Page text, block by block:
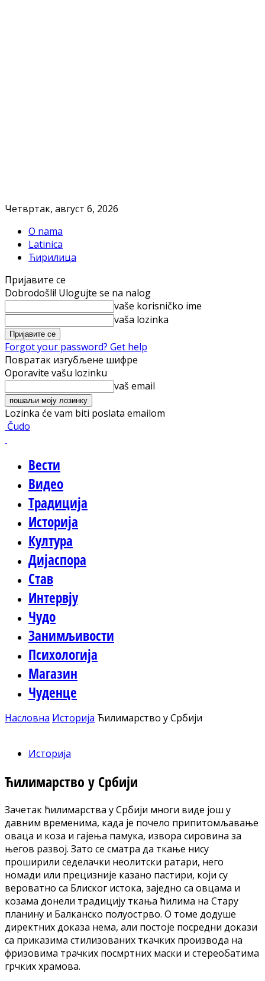
Четвртак, август 6, 2026
O nama
Latinica
Ћирилица
Пријавите се
Dobrodošli! Ulogujte se na nalog
vaše korisničko ime
vaša lozinka
Forgot your password? Get help
Повратак изгубљене шифре
Oporavite vašu lozinku
vaš email
Lozinka će vam biti poslata emailom
Čudo
Вести
Видео
Традиција
Историја
Култура
Дијаспора
Став
Интервју
Чудо
Занимљивости
Психологија
Магазин
Чуденце
Насловна Историја Ћилимарство у Србији
Историја
Ћилимарство у Србији
Зачетак ћилимарства у Србији многи виде још у
давним временима, када је почело припитомљавање
оваца и коза и гајења памука, извора сировина за
његов развој. Зато се сматра да ткање нису
проширили седелачки неолитски ратари, него
номади или прецизније казано пастири, који су
вероватно са Блиског истока, заједно са овцама и
козама донели традицију ткања ћилима на Стару
планину и Балканско полуострво. О томе додуше
директних доказа нема, али постоје посредни докази
са приказима стилизованих ткачких производа на
фризовима трачких посмртних маски и стереобатима
грчких храмова.